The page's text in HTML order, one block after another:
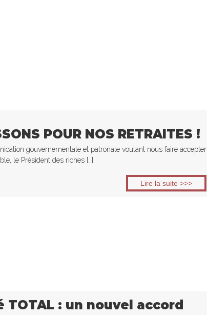
POUR NOS RETRAITES !
gouvernementale et patronale voulant nous faire accepter
le Président des riches […]
Lire la suite >>>
: un nouvel accord